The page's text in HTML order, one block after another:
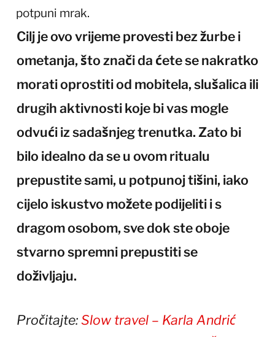
potpuni mrak.
Cilj je ovo vrijeme provesti bez žurbe i
ometanja, što znači da ćete se nakratko
morati oprostiti od mobitela, slušalica ili
drugih aktivnosti koje bi vas mogle
odvući iz sadašnjeg trenutka. Zato bi
bilo idealno da se u ovom ritualu
prepustite sami, u potpunoj tišini, iako
cijelo iskustvo možete podijeliti i s
dragom osobom, sve dok ste oboje
stvarno spremni prepustiti se
doživljaju.
Pročitajte:Slow travel – Karla Andrić